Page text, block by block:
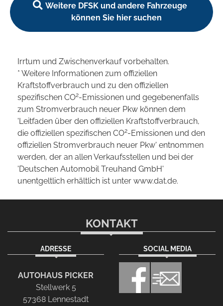
Weitere DFSK und andere Fahrzeuge
können Sie hier suchen
Irrtum und Zwischenverkauf vorbehalten.
* Weitere Informationen zum offiziellen
Kraftstoffverbrauch und zu den offiziellen
spezifischen CO2-Emissionen und gegebenenfalls
zum Stromverbrauch neuer Pkw können dem
'Leitfaden über den offiziellen Kraftstoffverbrauch,
die offiziellen spezifischen CO2-Emissionen und den
offiziellen Stromverbrauch neuer Pkw' entnommen
werden, der an allen Verkaufsstellen und bei der
'Deutschen Automobil Treuhand GmbH'
unentgeltlich erhältlich ist unter www.dat.de.
KONTAKT
ADRESSE
AUTOHAUS PICKER
Stellwerk 5
57368 Lennestadt
SOCIAL MEDIA